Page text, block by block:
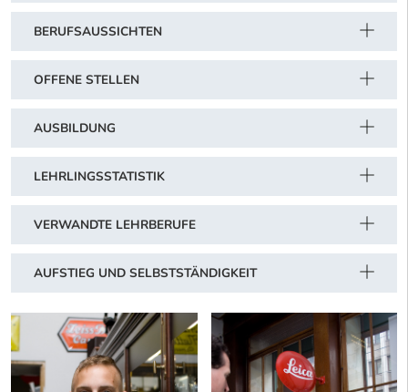
BERUFSAUSSICHTEN
OFFENE STELLEN
AUSBILDUNG
LEHRLINGSSTATISTIK
VERWANDTE LEHRBERUFE
AUFSTIEG UND SELBSTSTÄNDIGKEIT